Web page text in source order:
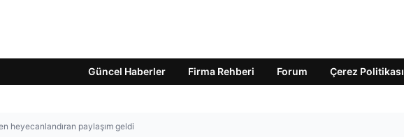
Güncel Haberler Firma Rehberi Forum Çerez Politikası
heyecanlandıran paylaşım geldi